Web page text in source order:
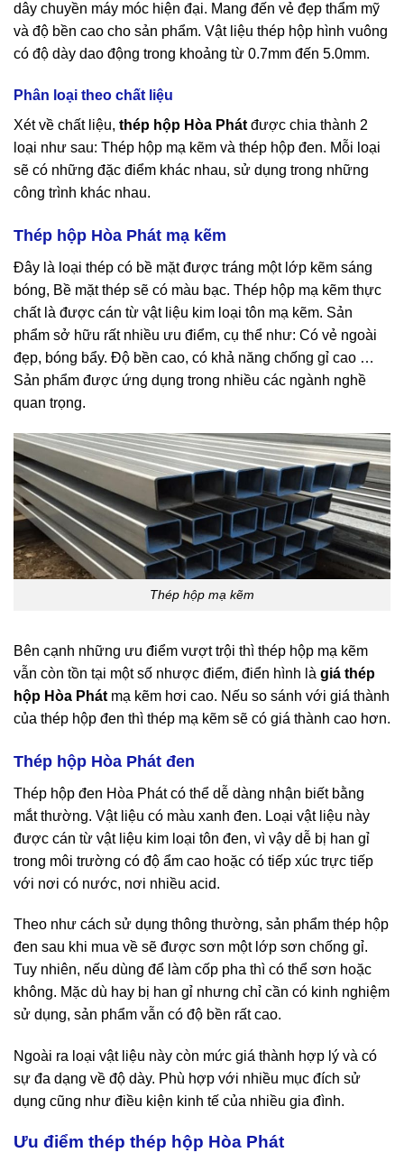
dây chuyền máy móc hiện đại. Mang đến vẻ đẹp thẩm mỹ
và độ bền cao cho sản phẩm. Vật liệu thép hộp hình vuông
có độ dày dao động trong khoảng từ 0.7mm đến 5.0mm.
Phân loại theo chất liệu
Xét về chất liệu, thép hộp Hòa Phát được chia thành 2
loại như sau: Thép hộp mạ kẽm và thép hộp đen. Mỗi loại
sẽ có những đặc điểm khác nhau, sử dụng trong những
công trình khác nhau.
Thép hộp Hòa Phát mạ kẽm
Đây là loại thép có bề mặt được tráng một lớp kẽm sáng
bóng, Bề mặt thép sẽ có màu bạc. Thép hộp mạ kẽm thực
chất là được cán từ vật liệu kim loại tôn mạ kẽm. Sản
phẩm sở hữu rất nhiều ưu điểm, cụ thể như: Có vẻ ngoài
đẹp, bóng bẩy. Độ bền cao, có khả năng chống gỉ cao …
Sản phẩm được ứng dụng trong nhiều các ngành nghề
quan trọng.
Thép hộp mạ kẽm
Bên cạnh những ưu điểm vượt trội thì thép hộp mạ kẽm
vẫn còn tồn tại một số nhược điểm, điển hình là giá thép
hộp Hòa Phát mạ kẽm hơi cao. Nếu so sánh với giá thành
của thép hộp đen thì thép mạ kẽm sẽ có giá thành cao hơn.
Thép hộp Hòa Phát đen
Thép hộp đen Hòa Phát có thể dễ dàng nhận biết bằng
mắt thường. Vật liệu có màu xanh đen. Loại vật liệu này
được cán từ vật liệu kim loại tôn đen, vì vậy dễ bị han gỉ
trong môi trường có độ ẩm cao hoặc có tiếp xúc trực tiếp
với nơi có nước, nơi nhiều acid.
Theo như cách sử dụng thông thường, sản phẩm thép hộp
đen sau khi mua về sẽ được sơn một lớp sơn chống gỉ.
Tuy nhiên, nếu dùng để làm cốp pha thì có thể sơn hoặc
không. Mặc dù hay bị han gỉ nhưng chỉ cần có kinh nghiệm
sử dụng, sản phẩm vẫn có độ bền rất cao.
Ngoài ra loại vật liệu này còn mức giá thành hợp lý và có
sự đa dạng về độ dày. Phù hợp với nhiều mục đích sử
dụng cũng như điều kiện kinh tế của nhiều gia đình.
Ưu điểm thép thép hộp Hòa Phát